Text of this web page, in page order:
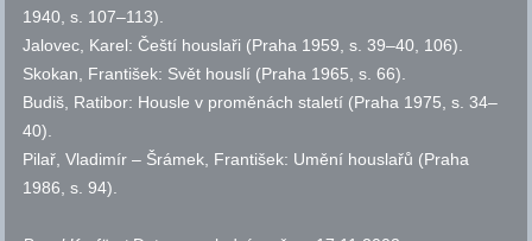
1940, s. 107–113).
Jalovec, Karel: Čeští houslaři (Praha 1959, s. 39–40, 106).
Skokan, František: Svět houslí (Praha 1965, s. 66).
Budiš, Ratibor: Housle v proměnách staletí (Praha 1975, s. 34–
40).
Pilař, Vladimír – Šrámek, František: Umění houslařů (Praha
1986, s. 94).